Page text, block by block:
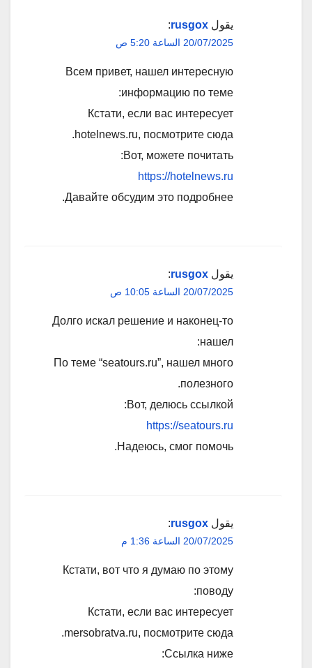
يقول rusgox
:
20/07/2025 الساعة 5:20 ص
Всем привет, нашел интересную
информацию по теме:
Кстати, если вас интересует
hotelnews.ru, посмотрите сюда.
Вот, можете почитать:
https://hotelnews.ru
Давайте обсудим это подробнее.
يقول rusgox
:
20/07/2025 الساعة 10:05 ص
Долго искал решение и наконец-то
нашел:
По теме “seatours.ru”, нашел много
полезного.
Вот, делюсь ссылкой:
https://seatours.ru
Надеюсь, смог помочь.
يقول rusgox
:
20/07/2025 الساعة 1:36 م
Кстати, вот что я думаю по этому
поводу:
Кстати, если вас интересует
mersobratva.ru, посмотрите сюда.
Ссылка ниже: